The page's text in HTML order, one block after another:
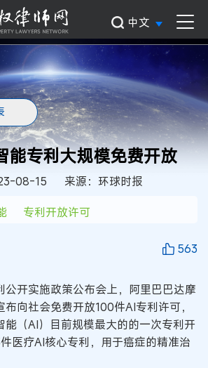
中文
能专利大规模免费开放
08-15
来源：环球时报
专利开放许可
563
公开实施政策公布会上，阿里巴巴达摩
向社会免费开放100件AI专利许可，
能（AI）目前规模最大的的一次专利开
医疗AI核心专利，用于癌症的精准治